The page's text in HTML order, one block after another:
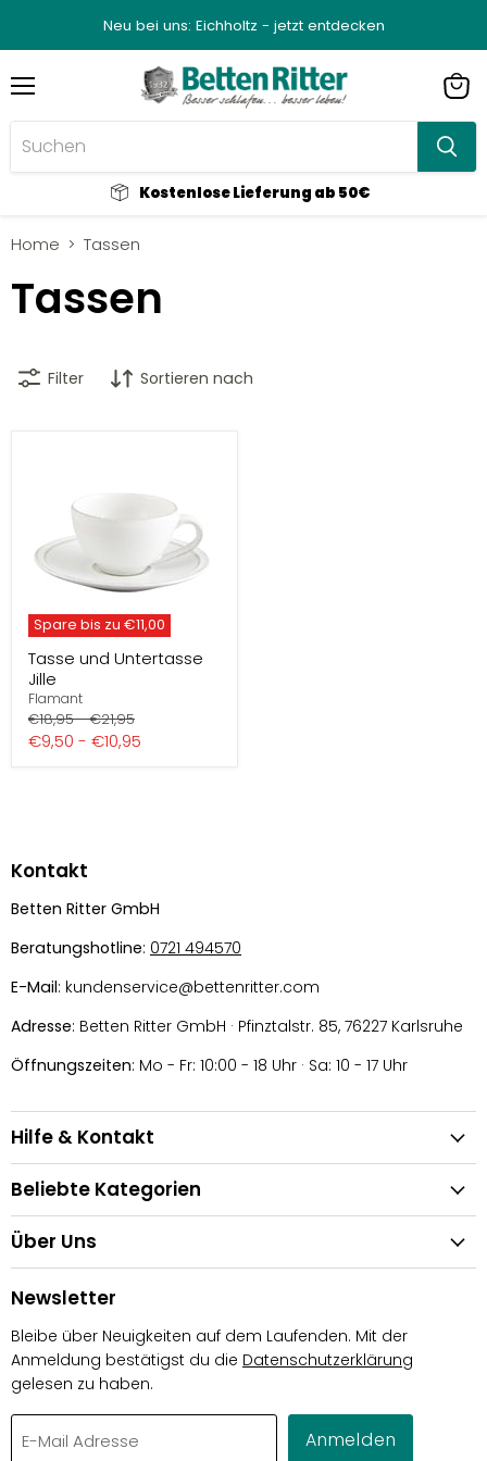
Neu bei uns: Eichholtz - jetzt entdecken
Kostenlose Lieferung ab 50€
Home Tassen
Tassen
Filter Sortieren nach
Spare bis zu €11,00
Tasse und Untertasse
Jille
Flamant
Preis
€18,95-Preis
€21,95
€9,50 - €10,95
Kontakt
Betten Ritter GmbH
Beratungshotline: 0721 494570
E-Mail: kundenservice@bettenritter.com
Adresse: Betten Ritter GmbH · Pfinztalstr. 85, 76227 Karlsruhe
Öffnungszeiten: Mo - Fr: 10:00 - 18 Uhr · Sa: 10 - 17 Uhr
Hilfe & Kontakt
Beliebte Kategorien
Über Uns
Newsletter
Bleibe über Neuigkeiten auf dem Laufenden. Mit der
Anmeldung bestätigst du die Datenschutzerklärung
gelesen zu haben.
E-Mail Adresse Anmelden